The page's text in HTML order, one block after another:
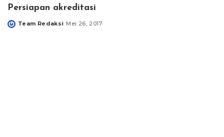
Persiapan akreditasi
Posted
Team Redaksi Mei 26, 2017